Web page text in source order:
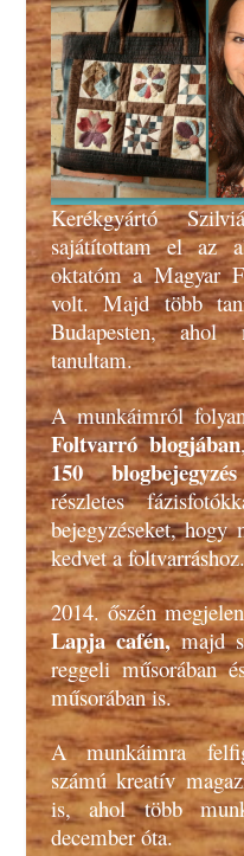
Kerékgyártó
sajátítottam el az
oktatóm a Magyar
volt. Majd több
Budapesten, ahol
tanultam.
A munkáimról
Foltvarró blogjában
150
részletes
bejegyzéseket, hogy
kedvet a foltvarráshoz.
2014. őszén
Lapja cafén,majd
reggeli műsorában
műsorában is.
A munkáimra
számú kreatív
is, ahol több
december óta.